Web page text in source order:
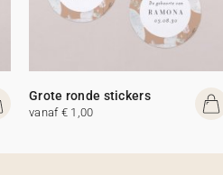
Grote ronde stickers
vanaf € 1,00